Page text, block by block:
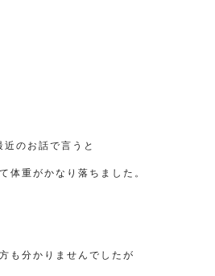
近のお話で言うと
体重がかなり落ちました。
も分かりませんでしたが